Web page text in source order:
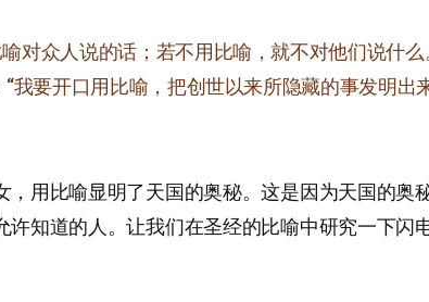
对众人说的话；若不用比喻，就不对他们说什
我要开口用比喻，把创世以来所隐藏的事发明出
，用比喻显明了天国的奥秘。这是因为天国的奥
许知道的人。让我们在圣经的比喻中研究一下闪